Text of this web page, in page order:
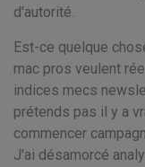
d'autorité.
Est-ce quelque
mac pros veulent
indices mecs
prétends pas il y a
commencer
J'ai désamorcé